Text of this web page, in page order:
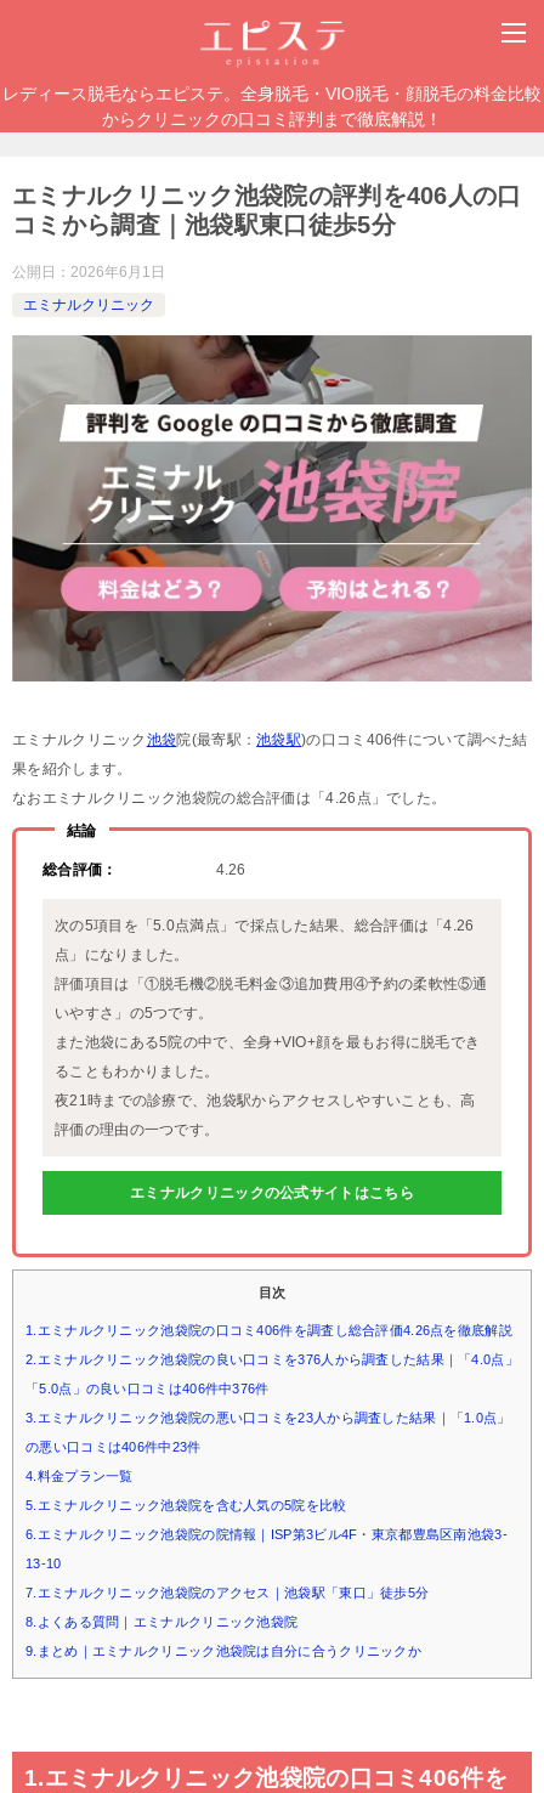
レディース脱毛ならエピステ。全身脱毛・VIO脱毛・顔脱毛の料金比較
からクリニックの口コミ評判まで徹底解説！
エミナルクリニック池袋院の評判を406人の口
コミから調査｜池袋駅東口徒歩5分
公開日： 2026年6月1日
エミナルクリニック
エミナルクリニック 池袋院(最寄駅：池袋駅)の口コミ406件について調べた結
果を紹介します。
なおエミナルクリニック池袋院の総合評価は「4.26点」でした。
結論
総合評価： 4.26
次の5項目を「5.0点満点」で採点した結果、総合評価は「4.26
点」になりました。
評価項目は「①脱毛機②脱毛料金③追加費用④予約の柔軟性⑤通
いやすさ」の5つです。
また池袋にある5院の中で、全身+VIO+顔を最もお得に脱毛でき
ることもわかりました。
夜21時までの診療で、池袋駅からアクセスしやすいことも、高
評価の理由の一つです。
エミナルクリニックの公式サイトはこちら
目次
1.エミナルクリニック池袋院の口コミ406件を調査し総合評価4.26点を徹底解説
2.エミナルクリニック池袋院の良い口コミを376人から調査した結果｜「4.0点」
「5.0点」の良い口コミは406件中376件
3.エミナルクリニック池袋院の悪い口コミを23人から調査した結果｜「1.0点」
の悪い口コミは406件中23件
4.料金プラン一覧
5.エミナルクリニック池袋院を含む人気の5院を比較
6.エミナルクリニック池袋院の院情報｜ISP第3ビル4F・東京都豊島区南池袋3-
13-10
7.エミナルクリニック池袋院のアクセス｜池袋駅「東口」徒歩5分
8.よくある質問｜エミナルクリニック池袋院
9.まとめ｜エミナルクリニック池袋院は自分に合うクリニックか
1.エミナルクリニック池袋院の口コミ406件を